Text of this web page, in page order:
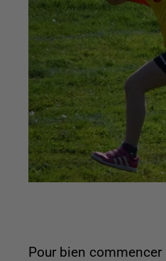
Pour bien commencer